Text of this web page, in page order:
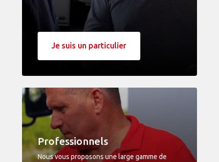
Je suis un particulier
Professionnels
Nous vous proposons une large gamme de